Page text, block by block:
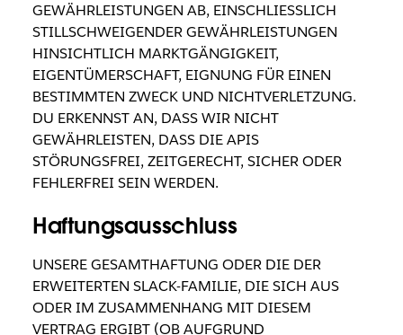
GEWÄHRLEISTUNGEN AB, EINSCHLIESSLICH
STILLSCHWEIGENDER GEWÄHRLEISTUNGEN
HINSICHTLICH MARKTGÄNGIGKEIT,
EIGENTÜMERSCHAFT, EIGNUNG FÜR EINEN
BESTIMMTEN ZWECK UND NICHTVERLETZUNG.
DU ERKENNST AN, DASS WIR NICHT
GEWÄHRLEISTEN, DASS DIE APIS
STÖRUNGSFREI, ZEITGERECHT, SICHER ODER
FEHLERFREI SEIN WERDEN.
Haftungsausschluss
UNSERE GESAMTHAFTUNG ODER DIE DER
ERWEITERTEN SLACK-FAMILIE, DIE SICH AUS
ODER IM ZUSAMMENHANG MIT DIESEM
VERTRAG ERGIBT (OB AUFGRUND